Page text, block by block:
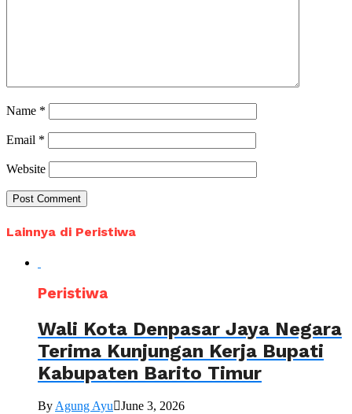
Name *
Email *
Website
Lainnya di Peristiwa
Peristiwa
Wali Kota Denpasar Jaya Negara
Terima Kunjungan Kerja Bupati
Kabupaten Barito Timur
ByAgung Ayu June 3, 2026